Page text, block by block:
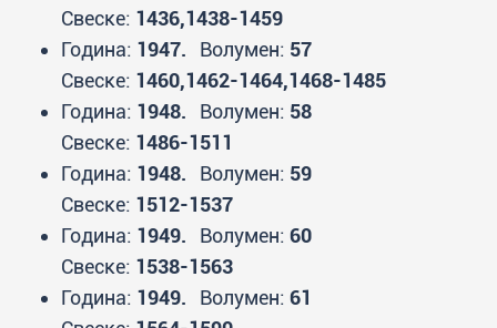
Свеске: 1436,1438-1459
Година: 1947. Волумен: 57
Свеске: 1460,1462-1464,1468-1485
Година: 1948. Волумен: 58
Свеске: 1486-1511
Година: 1948. Волумен: 59
Свеске: 1512-1537
Година: 1949. Волумен: 60
Свеске: 1538-1563
Година: 1949. Волумен: 61